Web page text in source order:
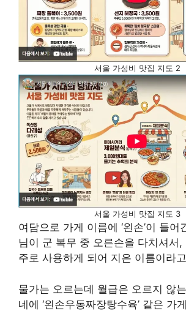
서울 가성비 맛집 지도 2
서울 가성비 맛집 지도 3
여담으로 가게 이름에 ‘왼손’이 들어
님이 군 복무 중 오른손을 다치셔서,
주로 사용하게 되어 지은 이름이라
물가는 오르는데 월급은 오르지 않
네에 ‘왼손우동짜장탕수육’ 같은 가